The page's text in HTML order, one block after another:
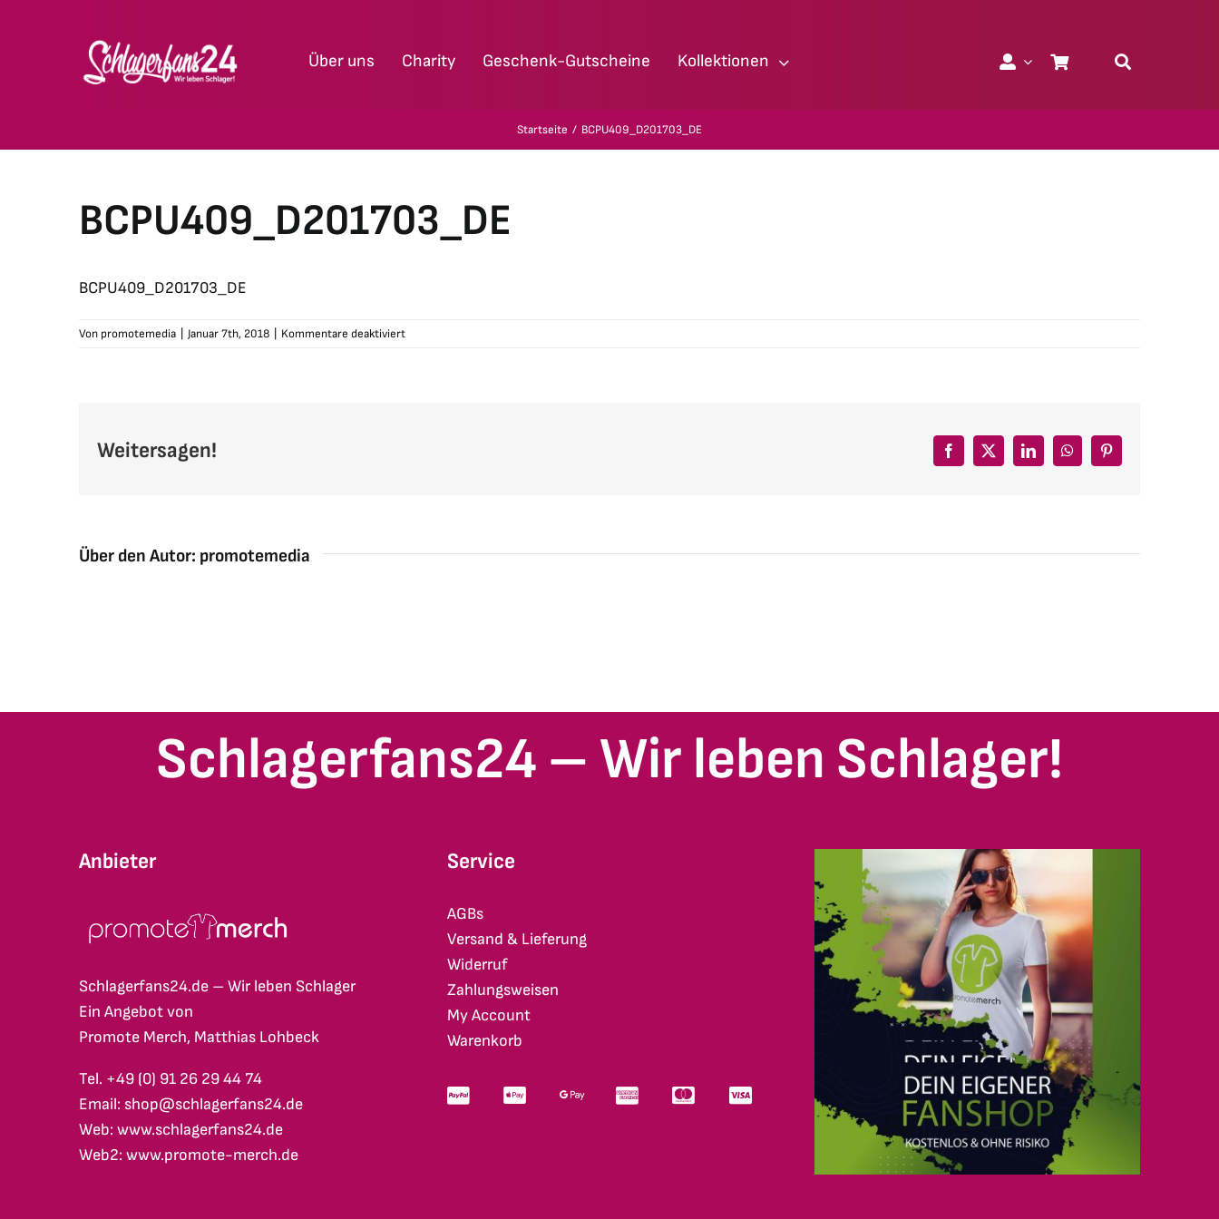
Über uns Charity Geschenk-Gutscheine Kollektionen
Startseite BCPU409_D201703_DE
BCPU409_D201703_DE
BCPU409_D201703_DE
Von promotemedia Januar 7th, 2018 Kommentare deaktiviertfür
Weitersagen! Facebook
X LinkedInWhatsAppPinterest
Über den Autor: promotemedia
Schlagerfans24 – Wir leben Schlager!
Anbieter
Schlagerfans24.de – Wir leben Schlager
Ein Angebot von
Promote Merch, Matthias Lohbeck
Tel. +49 (0) 91 26 29 44 74
Email: shop@schlagerfans24.de
Web: www.schlagerfans24.de
Web2: www.promote-merch.de
Service
AGBs
Versand & Lieferung
Widerruf
Zahlungsweisen
My Account
Warenkorb